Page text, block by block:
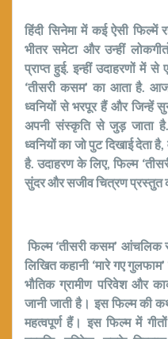
हिंदी सिनेमा में कई ऐसी फिल्में
भीतर समेटा और उन्हीं
प्राप्त हुई. इन्हीं उदाहरणों में
‘तीसरी कसम’ का आता है.
ध्वनियों से भरपूर हैं और
अपनी संस्कृति से जुड़ जाता
ध्वनियों का जो पुट दिखाई देता
है. उदाहरण के लिए, फिल्म
सुंदर और सजीव चित्रण प्रस्तुत
फिल्म ‘तीसरी कसम’ आंचलिक
लिखित कहानी ‘मारे गए
भौतिक ग्रामीण परिवेश और
जानी जाती है। इस फिल्म की
महत्वपूर्ण हैं। इस फिल्म में